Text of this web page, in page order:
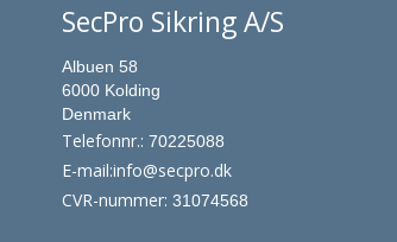
SecPro Sikring A/S
Albuen 58
6000 Kolding
Denmark
Telefonnr.: 70225088
E-mail:info@secpro.dk
CVR-nummer: 31074568